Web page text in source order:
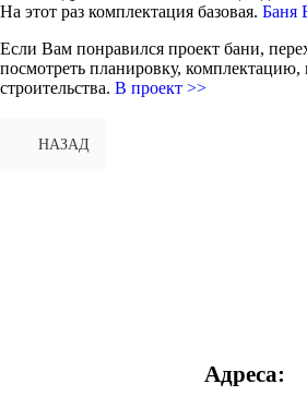
На этот раз комплектация базовая. Баня
Если Вам понравился проект бани,
посмотреть планировку,
строительства. В проект >>
НАЗАД
Адреса: